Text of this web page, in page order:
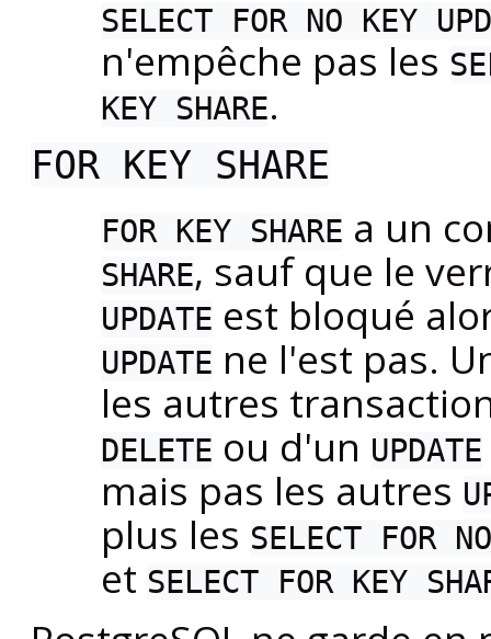
SELECT FOR NO KEY
n'empêche pas les
KEY SHARE.
FOR KEY SHARE
FOR KEY SHARE a un
SHARE, sauf que le
UPDATE est bloqué
UPDATE ne l'est pas.
les autres
DELETE ou d'un UPDATE
mais pas les autres
plus les SELECT FOR
et SELECT FOR KEY